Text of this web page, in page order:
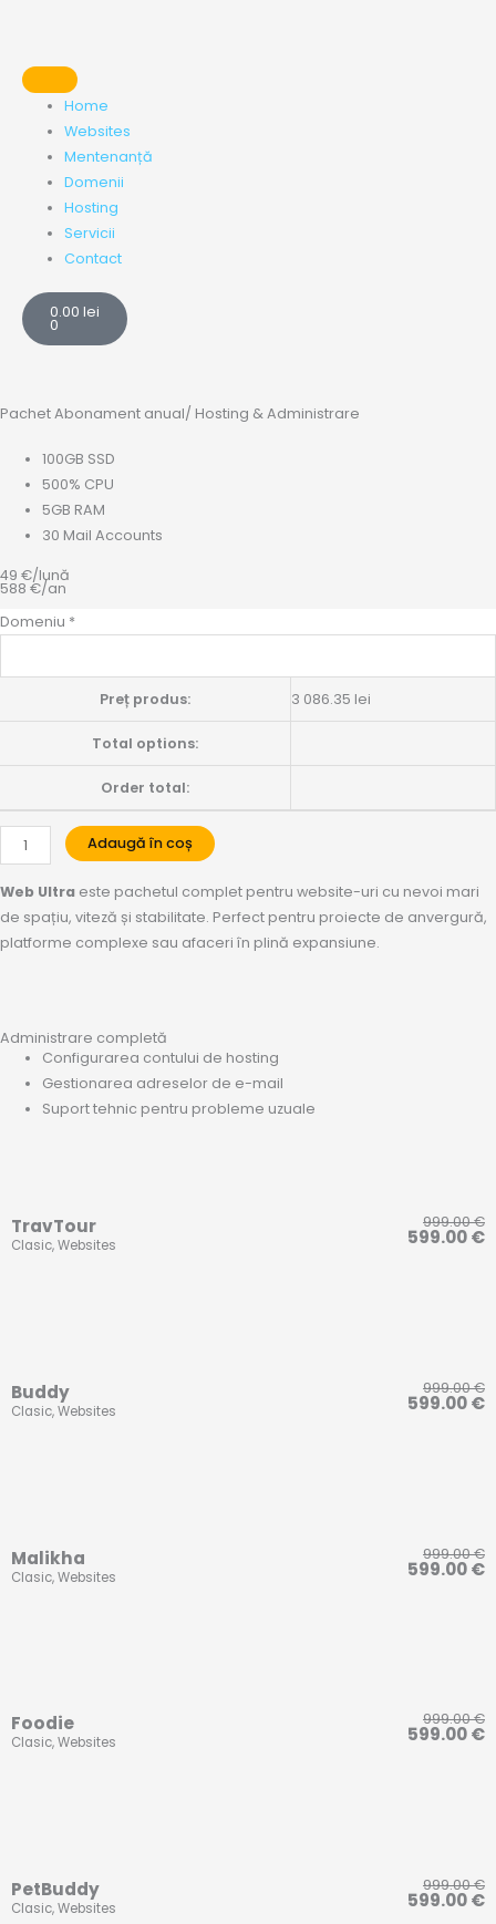
content
Home
Websites
Mentenanță
Domenii
Hosting
Servicii
Contact
0.00 lei
0
Cart
PachetAbonament anual/ Hosting & Administrare
100GB SSD
500% CPU
5GB RAM
30 Mail Accounts
49 €/lună
588 €/an
Domeniu *
Preț produs: 3 086.35 lei
Total options:
Order total:
Web
Anual
Adaugă în coș
Web Ultra este pachetul complet pentru website-uri cu nevoi mari
de spațiu, viteză și stabilitate. Perfect pentru proiecte de anvergură,
platforme complexe sau afaceri în plină expansiune.
Administrare completă
Configurarea contului de hosting
Gestionarea adreselor de e-mail
Suport tehnic pentru probleme uzuale
TravTour
Clasic,Websites
999.00€
599.00€
Buddy
Clasic,Websites
999.00€
599.00€
Malikha
Clasic,Websites
999.00€
599.00€
Foodie
Clasic,Websites
999.00€
599.00€
PetBuddy
Clasic,Websites
999.00€
599.00€